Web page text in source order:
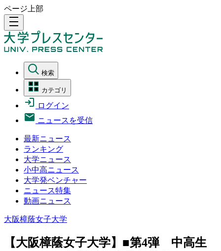
ページ上部
density_medium
検索
カテゴリ
ログイン
ニュースを受信
最新ニュース
ランキング
大学ニュース
小中高ニュース
大学発ベンチャー
ニュース特集
動画ニュース
大阪樟蔭女子大学
【大阪樟蔭女子大学】■第4弾 中高生